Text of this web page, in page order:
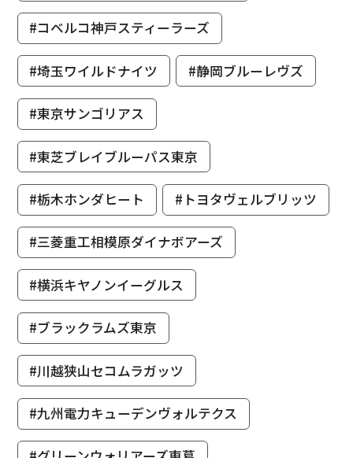
#コベルコ神戸スティーラーズ
#埼玉ワイルドナイツ #静岡ブルーレヴズ
#東京サンゴリアス
#東芝ブレイブルーパス東京
#栃木ホンダヒート #トヨタヴェルブリッツ
#三菱重工相模原ダイナボアーズ
#横浜キヤノンイーグルス
#ブラックラムズ東京
#川越狭山セコムラガッツ
#九州電力キューデンヴォルテクス